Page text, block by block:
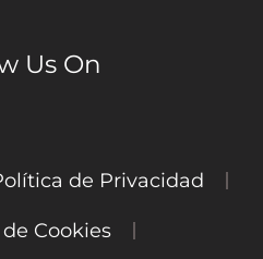
Us On
de Privacidad
Cookies